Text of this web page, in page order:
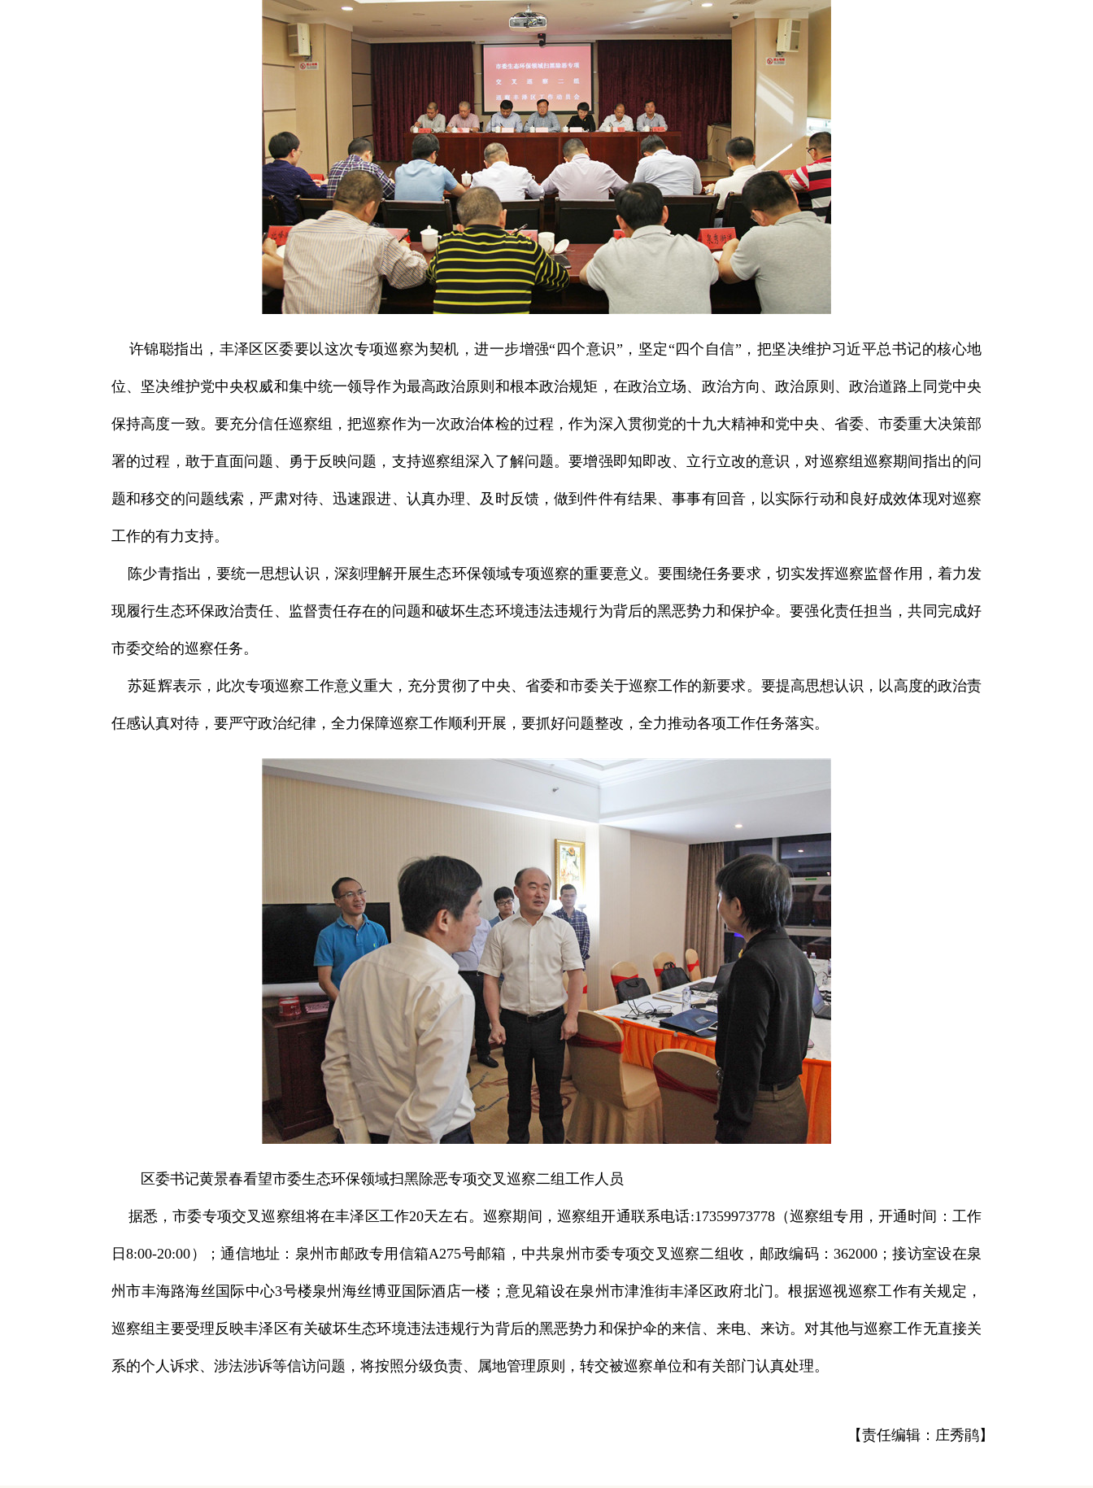
许锦聪指出，丰泽区区委要以这次专项巡察为契机，进一步增强“四个意识”，坚定“四个自信”，把坚决维护习近平总书记的核心地
位、坚决维护党中央权威和集中统一领导作为最高政治原则和根本政治规矩，在政治立场、政治方向、政治原则、政治道路上同党中央
保持高度一致。要充分信任巡察组，把巡察作为一次政治体检的过程，作为深入贯彻党的十九大精神和党中央、省委、市委重大决策部
署的过程，敢于直面问题、勇于反映问题，支持巡察组深入了解问题。要增强即知即改、立行立改的意识，对巡察组巡察期间指出的问
题和移交的问题线索，严肃对待、迅速跟进、认真办理、及时反馈，做到件件有结果、事事有回音，以实际行动和良好成效体现对巡察
工作的有力支持。
陈少青指出，要统一思想认识，深刻理解开展生态环保领域专项巡察的重要意义。要围绕任务要求，切实发挥巡察监督作用，着力发
现履行生态环保政治责任、监督责任存在的问题和破坏生态环境违法违规行为背后的黑恶势力和保护伞。要强化责任担当，共同完成好
市委交给的巡察任务。
苏延辉表示，此次专项巡察工作意义重大，充分贯彻了中央、省委和市委关于巡察工作的新要求。要提高思想认识，以高度的政治责
任感认真对待，要严守政治纪律，全力保障巡察工作顺利开展，要抓好问题整改，全力推动各项工作任务落实。
区委书记黄景春看望市委生态环保领域扫黑除恶专项交叉巡察二组工作人员
据悉，市委专项交叉巡察组将在丰泽区工作20天左右。巡察期间，巡察组开通联系电话:17359973778（巡察组专用，开通时间：工作
日8:00-20:00）；通信地址：泉州市邮政专用信箱A275号邮箱，中共泉州市委专项交叉巡察二组收，邮政编码：362000；接访室设在泉
州市丰海路海丝国际中心3号楼泉州海丝博亚国际酒店一楼；意见箱设在泉州市津淮街丰泽区政府北门。根据巡视巡察工作有关规定，
巡察组主要受理反映丰泽区有关破坏生态环境违法违规行为背后的黑恶势力和保护伞的来信、来电、来访。对其他与巡察工作无直接关
系的个人诉求、涉法涉诉等信访问题，将按照分级负责、属地管理原则，转交被巡察单位和有关部门认真处理。
【责任编辑：庄秀鹃】